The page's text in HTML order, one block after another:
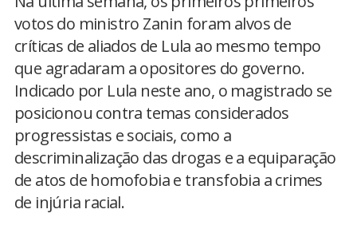
votos do ministro Zanin foram alvos de
críticas de aliados de Lula ao mesmo tempo
que agradaram a opositores do governo.
Indicado por Lula neste ano, o magistrado se
posicionou contra temas considerados
progressistas e sociais, como a
descriminalização das drogas e a equiparação
de atos de homofobia e transfobia a crimes
de injúria racial.